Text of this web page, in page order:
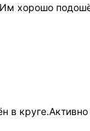
хорошо
в